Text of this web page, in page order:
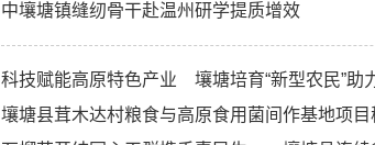
中壤塘镇缝纫骨干赴温州研学提质增效
科技赋能高原特色产业 壤塘培育“新型农民”助
壤塘县茸木达村粮食与高原食用菌间作基地项